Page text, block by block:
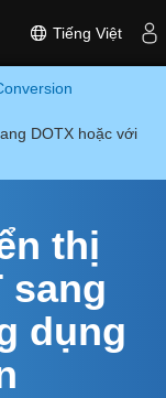
Tiếng Việt
DOTX hoặc với
thị
sang
dụng